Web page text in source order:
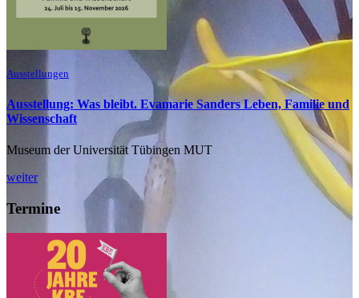
Ausstellungen
Ausstellung: Was bleibt. Evamarie Sanders Leben, Familie und
Wissenschaft
Museum der Universität Tübingen MUT
weiter
Termine